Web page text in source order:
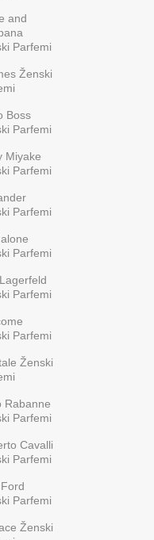
and
Parfemi
Ženski
Boss
Parfemi
Miyake
Parfemi
Parfemi
Parfemi
Parfemi
Parfemi
Ženski
Rabanne
Parfemi
Cavalli
Parfemi
Parfemi
Ženski